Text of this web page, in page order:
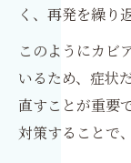
く、再発を繰り
このようにカビ
いるため、症状
直すことが重要
対策することで